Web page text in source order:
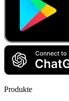
Produkte